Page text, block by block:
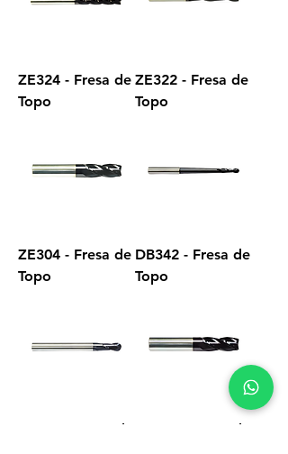
ZE324 - Fresa de
Topo
ZE322 - Fresa de
Topo
ZE304 - Fresa de
Topo
DB342 - Fresa de
Topo
DB312 - Fresa de
ZA304 - Fresa de